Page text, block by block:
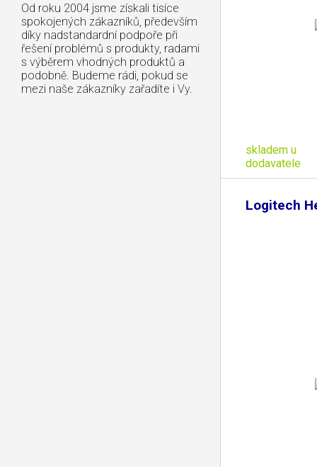
Od roku 2004 jsme získali tisíce
spokojených zákazníků, především
díky nadstandardní podpoře při
řešení problémů s produkty, radami
s výběrem vhodných produktů a
podobně. Budeme rádi, pokud se
mezi naše zákazníky zařadíte i Vy.
skladem u
dodavatele
Logitech